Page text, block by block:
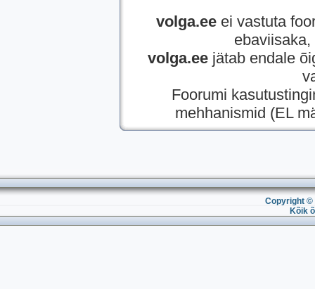
volga.eeei vastuta
volga.ee jätab endale
Foorumi
mehhanismid (EL
Copyright ©
Kõik